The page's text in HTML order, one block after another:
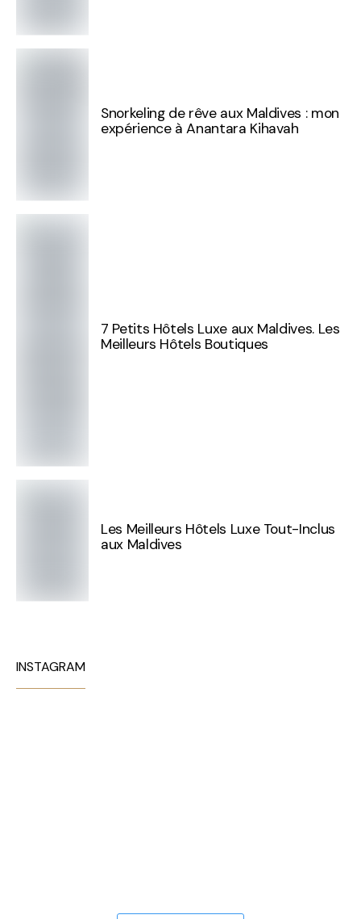
Snorkeling de rêve aux Maldives : mon
expérience à Anantara Kihavah
7 Petits Hôtels Luxe aux Maldives. Les
Meilleurs Hôtels Boutiques
Les Meilleurs Hôtels Luxe Tout-Inclus
aux Maldives
INSTAGRAM